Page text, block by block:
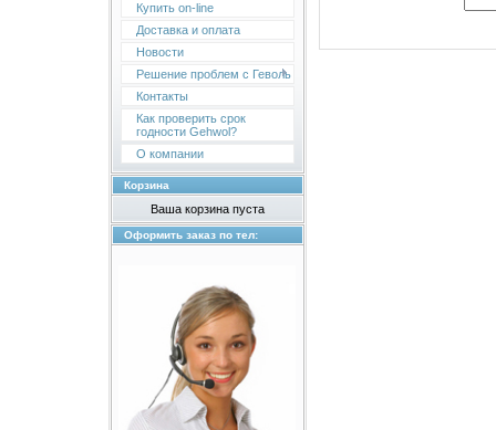
Купить on-line
Доставка и оплата
Новости
Решение проблем с Геволь
Контакты
Как проверить срок
годности Gehwol?
О компании
Корзина
Ваша корзина пуста
Оформить заказ по тел: